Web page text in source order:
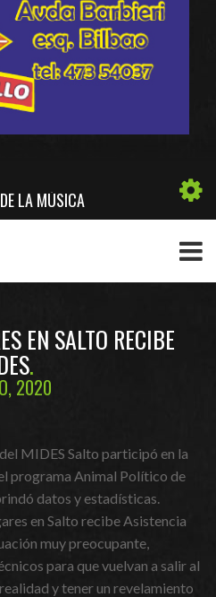
LA MÚSICA
EN SALTO RECIBE
2020
MIDES Salto participó en la
programa Animal Político de
datos y estadísticas.
en Salto recibe Asistencia
muy preocupante,
para que vuelvan a salir al
y tener un revelamiento